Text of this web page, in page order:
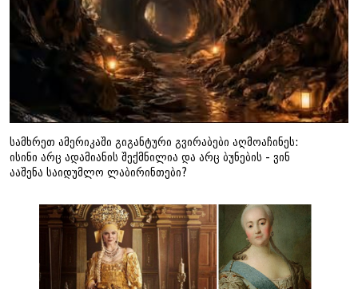
სამხრეთ ამერიკაში გიგანტური გვირაბები აღმოაჩინეს:
ისინი არც ადამიანის შექმნილია და არც ბუნების - ვინ
ააშენა საიდუმლო ლაბირინთები?